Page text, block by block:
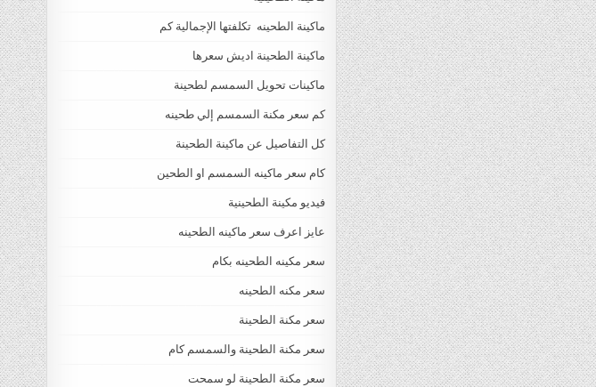
ماكينة الطحينه تكلفتها الإجمالية كم
ماكينة الطحينة اديش سعرها
ماكينات تحويل السمسم لطحينة
كم سعر مكنة السمسم إلي طحينه
كل التفاصيل عن ماكينة الطحينة
كام سعر ماكينه السمسم او الطحين
فيديو مكينة الطحينية
عايز اعرف سعر ماكينه الطحينه
سعر مكينه الطحينه بكام
سعر مكنه الطحينه
سعر مكنة الطحينة
سعر مكنة الطحينة والسمسم كام
سعر مكنة الطحينة لو سمحت